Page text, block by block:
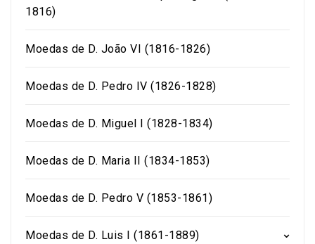
foram cunhadas
moedas em cobre, prata
emitidas algumas das
moedas portuguesas.
reinado foi cunhada
moeda em cobre, sendo
moedas em prata e
1816)
Moedas de D. João VI (1816-1826)
Moedas de D. Pedro IV (1826-1828)
Moedas de D. Miguel I (1828-1834)
Moedas de D. Maria II (1834-1853)
Moedas de D. Pedro V (1853-1861)
Moedas de D. Luis I (1861-1889)